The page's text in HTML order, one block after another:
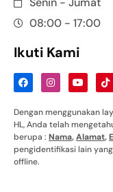
08:00 - 17:00
Ikuti Kami
Dengan menggunakan
HL, Anda telah
berupa : Nama,Alamat,
pengidentifikasi lain
offline.